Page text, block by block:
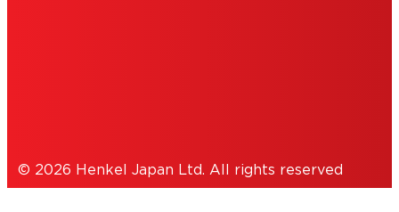
© 2026 Henkel Japan Ltd. All rights reserved